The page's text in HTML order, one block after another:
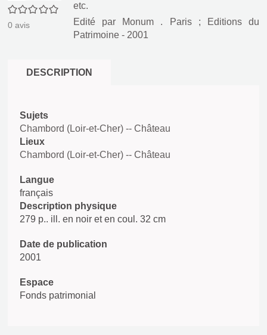
0/5
0 avis
etc.
Edité par
Monum . Paris;
Editions du
Patrimoine - 2001
DESCRIPTION
Sujets
Chambord (Loir-et-Cher) -- Château
Lieux
Chambord (Loir-et-Cher) -- Château
Langue
français
Description physique
279 p.. ill. en noir et en coul. 32 cm
Date de publication
2001
Espace
Fonds patrimonial